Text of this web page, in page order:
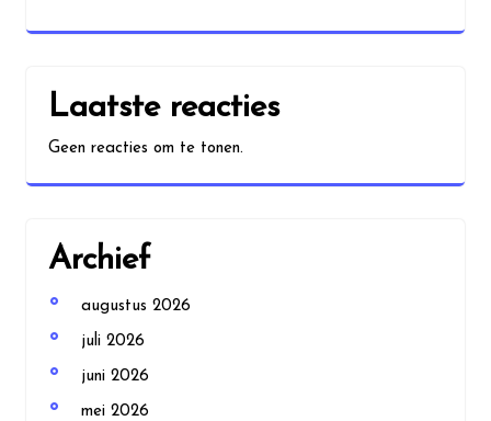
Laatste reacties
Geen reacties om te tonen.
Archief
augustus 2026
juli 2026
juni 2026
mei 2026